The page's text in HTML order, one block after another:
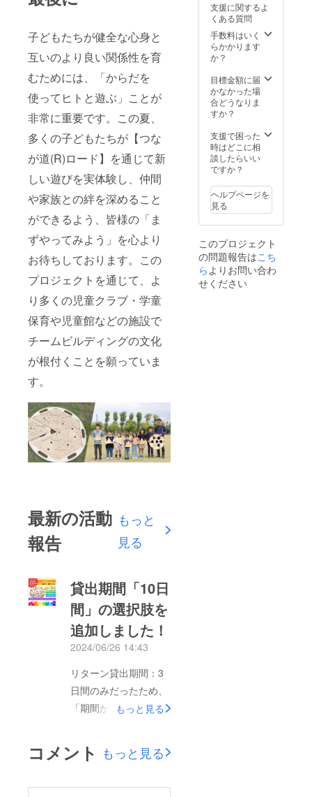
子どもたちが健全な心身と
互いのより良い関係性を育
むためには、「からだを
使ってヒトと遊ぶ」ことが
非常に重要です。この夏、
多くの子どもたちが【つな
が道(R)ロード】を通じて新
しい遊びを実体験し、仲間
や家族との絆を深めること
ができるよう、皆様の「ま
ずやってみよう」を心より
お待ちしております。この
プロジェクトを通じて、よ
り多くの児童クラブ・学童
保育や児童館などの施設で
チームビルディングの文化
が根付くことを願っていま
す。
最新の活動
報告
もっと
見る
貸出期間「10日
間」の選択肢を
追加しました！
2024/06/26 14:43
リターン貸出期間：3
日間のみだったため、
「期間が短い」という
間】を加えました。ま
た、9月以降をお選び
もっと見る
コメント もっと見る
支援に関するよ
くある質問
手数料はいく
らかかります
か？
目標金額に届
かなかった場
合どうなりま
すか？
支援で困った
時はどこに相
談したらいい
ですか？
ヘルプページを
見る
このプロジェクト
の問題報告はこち
ら よりお問い合わ
せください